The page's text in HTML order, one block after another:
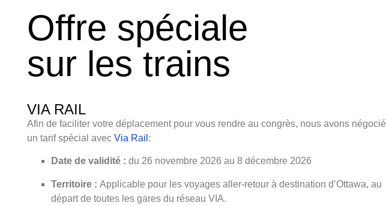
Offre spéciale
sur les trains
VIA RAIL
Afin de faciliter votre déplacement pour vous rendre au congrès, nous avons négocié
un tarif spécial avec Via Rail :
Date de validité : du 26 novembre 2026 au 8 décembre 2026
Territoire : Applicable pour les voyages aller-retour à destination d’Ottawa, au
départ de toutes les gares du réseau VIA.